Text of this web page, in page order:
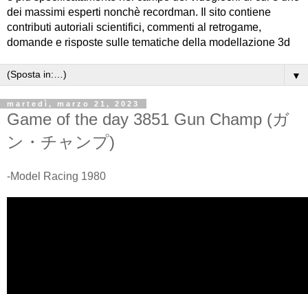
dei massimi esperti nonchè recordman. Il sito contiene
contributi autoriali scientifici, commenti al retrogame,
domande e risposte sulle tematiche della modellazione 3d
▼
martedì, marzo 21, 2023
Game of the day 3851 Gun Champ (ガ
ン・チャンプ)
-Model Racing 1980